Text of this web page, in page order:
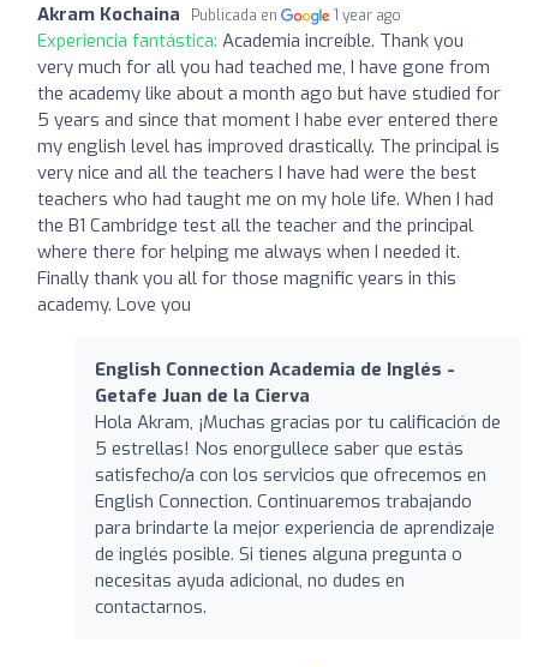
Akram Kochaina Publicada en 1 year ago
Experiencia fantástica: Academia increíble. Thank you
very much for all you had teached me, I have gone from
the academy like about a month ago but have studied for
5 years and since that moment I habe ever entered there
my english level has improved drastically. The principal is
very nice and all the teachers I have had were the best
teachers who had taught me on my hole life. When I had
the B1 Cambridge test all the teacher and the principal
where there for helping me always when I needed it.
Finally thank you all for those magnific years in this
academy. Love you
English Connection Academia de Inglés -
Getafe Juan de la Cierva
Hola Akram, ¡Muchas gracias por tu calificación de
5 estrellas! Nos enorgullece saber que estás
satisfecho/a con los servicios que ofrecemos en
English Connection. Continuaremos trabajando
para brindarte la mejor experiencia de aprendizaje
de inglés posible. Si tienes alguna pregunta o
necesitas ayuda adicional, no dudes en
contactarnos.